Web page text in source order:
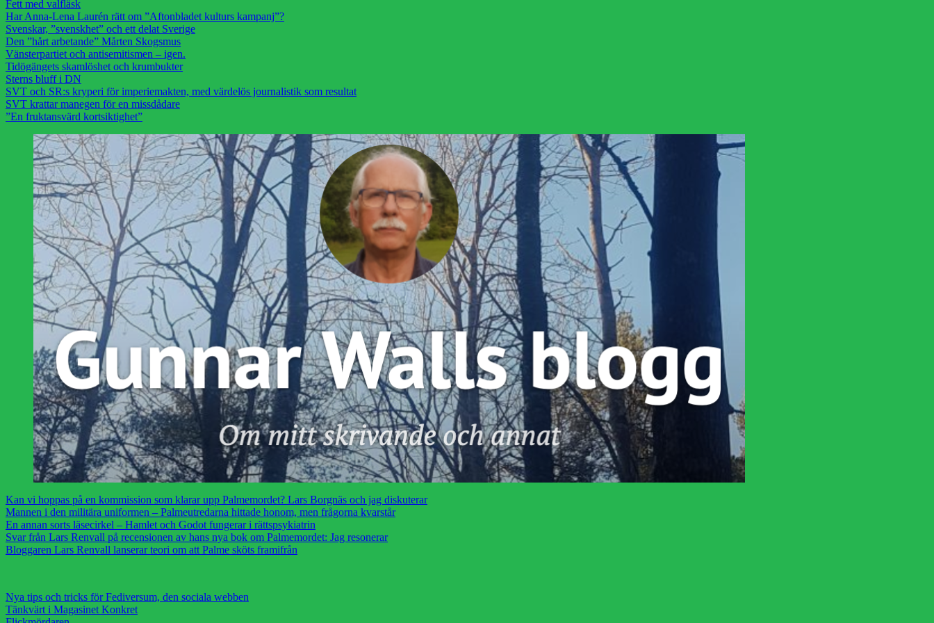
Fett med valfläsk
Har Anna-Lena Laurén rätt om ”Aftonbladet kulturs kampanj”?
Svenskar, ”svenskhet” och ett delat Sverige
Den ”hårt arbetande” Mårten Skogsmus
Vänsterpartiet och antisemitismen – igen.
Tidögängets skamlöshet och krumbukter
Sterns bluff i DN
SVT och SR:s kryperi för imperiemakten, med värdelös journalistik som resultat
SVT krattar manegen för en missdådare
”En fruktansvärd kortsiktighet”
Kan vi hoppas på en kommission som klarar upp Palmemordet? Lars Borgnäs och jag diskuterar
Mannen i den militära uniformen – Palmeutredarna hittade honom, men frågorna kvarstår
En annan sorts läsecirkel – Hamlet och Godot fungerar i rättspsykiatrin
Svar från Lars Renvall på recensionen av hans nya bok om Palmemordet: Jag resonerar
Bloggaren Lars Renvall lanserar teori om att Palme sköts framifrån
Nya tips och tricks för Fediversum, den sociala webben
Tänkvärt i Magasinet Konkret